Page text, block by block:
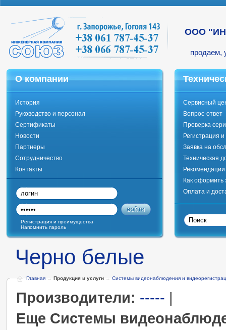
ООО
продаем,
О компании
История
Руководство и персонал
Сертификаты
Новости
Партнеры
Сотрудничество
Контакты
Сервисный
Вопрос-ответ
Проверка
Регистрация
Заявка на
Техническая
Как оформить
Оплата и
Регистрация и преимущества
Напомнить пароль
Черно белые
Главная → Продукция и услуги → Системы видеонаблюдения и
Производители: ----- |
Еще Системы